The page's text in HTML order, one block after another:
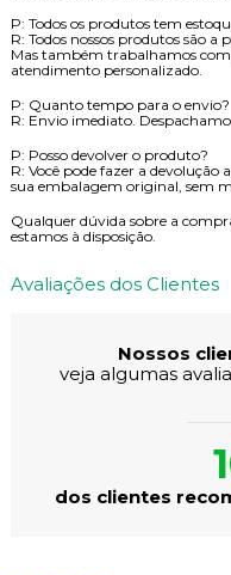
P: Todos os produtos tem
R: Todos nossos produtos são
Mas também trabalhamos
atendimento personalizado.
P: Quanto tempo para o envio?
R: Envio imediato.
P: Posso devolver o produto?
R: Você pode fazer a devolução
sua embalagem original, sem
Qualquer dúvida sobre a
estamos à disposição.
Avaliações dos Clientes
Nossos
veja algumas
dos clientes